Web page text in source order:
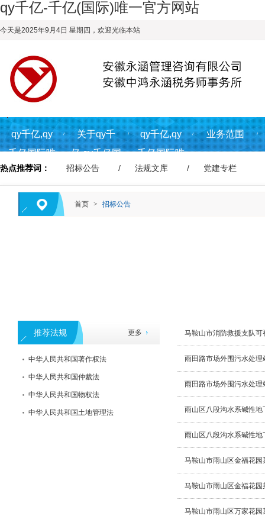
qy千亿-千亿(国际)唯一官方网站
今天是2025年9月4日 星期四，欢迎光临本站
qy千亿,qy
千亿国际唯
一入
口,qy866千
亿国际首页
关于qy千
亿,qy千亿国
际唯一入
亿国际
qy千亿,qy
千亿国际唯
一入
业务范围
热点推荐词： 招标公告 法规文库 党建专栏
首页 > 招标公告
马鞍山市消防救援支队
雨田路市场外围污水处
雨田路市场外围污水处
雨山区八段沟水系碱性
雨山区八段沟水系碱性
马鞍山市雨山区金福花
马鞍山市雨山区金福花
马鞍山市雨山区万家花
更多
推荐法规
中华人民共和国著作权法
中华人民共和国仲裁法
中华人民共和国物权法
中华人民共和国土地管理法